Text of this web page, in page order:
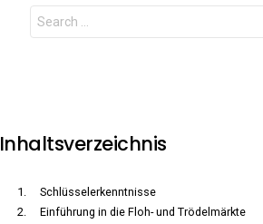
Search
for:
Inhaltsverzeichnis
Schlüsselerkenntnisse
Einführung in die Floh- und Trödelmärkte